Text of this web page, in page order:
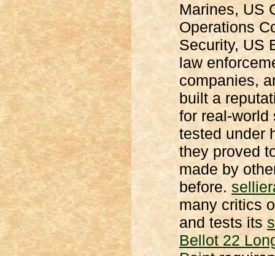
Marines, US
Operations
Security, US
law
companies,
built a
for real-
tested under
they proved
made by
before.
many critics
and tests its
Bellot 22